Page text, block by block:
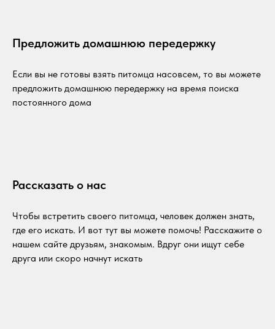
Предложить домашнюю передержку
Если вы не готовы взять питомца насовсем, то вы можете
предложить домашнюю передержку на время поиска
постоянного дома
Рассказать о нас
Чтобы встретить своего питомца, человек должен знать,
где его искать. И вот тут вы можете помочь! Расскажите о
нашем сайте друзьям, знакомым. Вдруг они ищут себе
друга или скоро начнут искать